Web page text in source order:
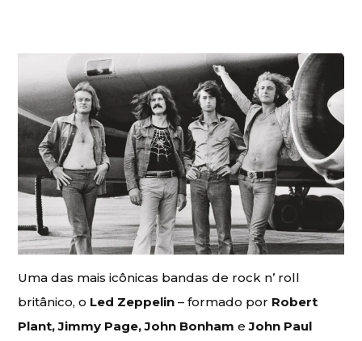
Uma das mais icônicas bandas de rock n’ roll
britânico, o Led Zeppelin – formado por Robert
Plant, Jimmy Page, John BonhameJohn Paul